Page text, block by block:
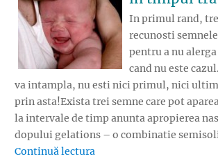
In primul rand,
recunosti
pentru a nu
cand nu este
va intampla, nu esti nici primul, nici
prin asta!Exista trei semne care pot
la intervale de timp anunta apropierea
dopului gelations – o combinatie
Continuă lectura